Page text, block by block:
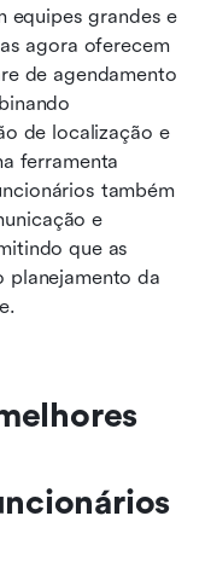
equipes grandes e
agora oferecem
de agendamento
rastreamento de tempo, verificação de localização e
ferramenta
também
e
que as
planejamento da